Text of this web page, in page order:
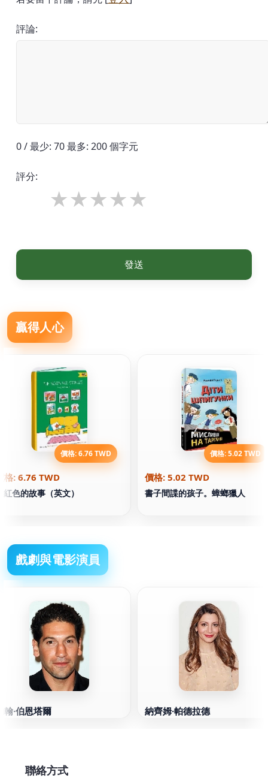
評論:
0 / 最少: 70 最多: 200 個字元
評分:
發送
贏得人心
價格: 6.76 TWD
格: 6.76 TWD
紅色的故事（英文）
價格: 5.02 TWD
價格: 5.02 TWD
書子間諜的孩子。蟑螂獵人
戲劇與電影演員
翰·伯恩塔爾 納齊姆·帕德拉德
聯絡方式